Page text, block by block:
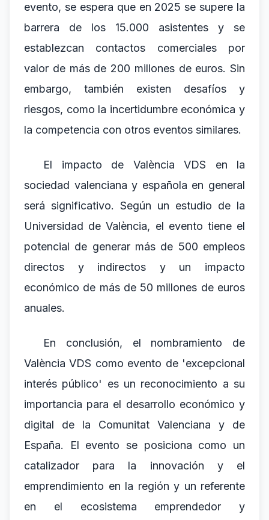
evento, se espera que en 2025 se supere la
barrera de los 15.000 asistentes y se
establezcan contactos comerciales por
valor de más de 200 millones de euros. Sin
embargo, también existen desafíos y
riesgos, como la incertidumbre económica y
la competencia con otros eventos similares.
El impacto de València VDS en la
sociedad valenciana y española en general
será significativo. Según un estudio de la
Universidad de València, el evento tiene el
potencial de generar más de 500 empleos
directos y indirectos y un impacto
económico de más de 50 millones de euros
anuales.
En conclusión, el nombramiento de
València VDS como evento de 'excepcional
interés público' es un reconocimiento a su
importancia para el desarrollo económico y
digital de la Comunitat Valenciana y de
España. El evento se posiciona como un
catalizador para la innovación y el
emprendimiento en la región y un referente
en el ecosistema emprendedor y